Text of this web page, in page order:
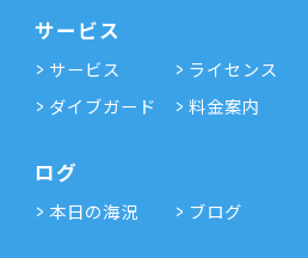
サービス
サービス ライセンス
ダイブガード
料金案内
ログ
本日の海況 ブログ